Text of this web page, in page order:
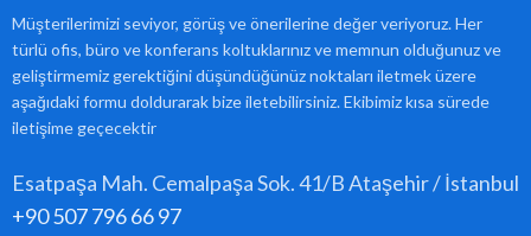
Müşterilerimizi seviyor, görüş ve önerilerine değer veriyoruz. Her
türlü ofis, büro ve konferans koltuklarınız ve memnun olduğunuz ve
geliştirmemiz gerektiğini düşündüğünüz noktaları iletmek üzere
aşağıdaki formu doldurarak bize iletebilirsiniz. Ekibimiz kısa sürede
iletişime geçecektir
Esatpaşa Mah. Cemalpaşa Sok. 41/B Ataşehir / İstanbul
+90 507 796 66 97